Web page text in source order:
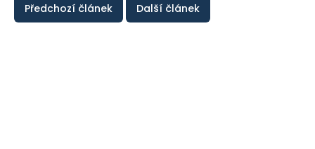
Předchozí článek Další článek